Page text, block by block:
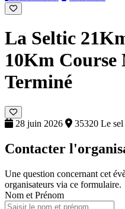
La Seltic
10Km Course
Terminé
28 juin 2026 35320 Le sel
Contacter
Une question concernant cet
organisateurs via ce formulaire.
Nom et Prénom